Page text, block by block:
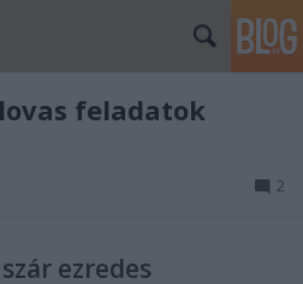
feladatok
2
ezredes